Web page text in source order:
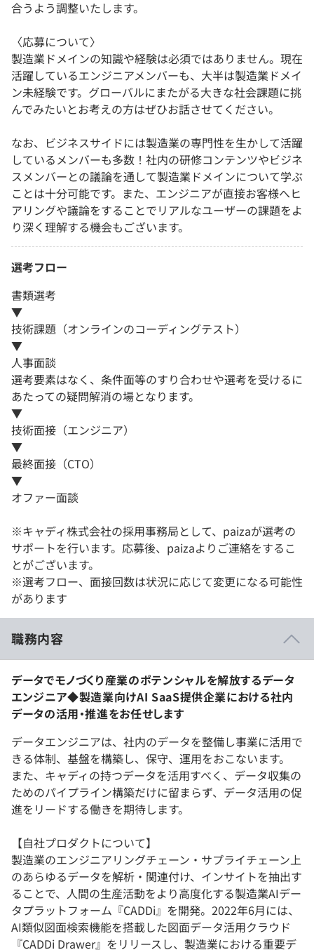
合うよう調整いたします。
〈応募について〉
製造業ドメインの知識や経験は必須ではありません。現在
活躍しているエンジニアメンバーも、大半は製造業ドメイ
ン未経験です。グローバルにまたがる大きな社会課題に挑
んでみたいとお考えの方はぜひお話させてください。
なお、ビジネスサイドには製造業の専門性を生かして活躍
しているメンバーも多数！社内の研修コンテンツやビジネ
スメンバーとの議論を通して製造業ドメインについて学ぶ
ことは十分可能です。また、エンジニアが直接お客様へヒ
アリングや議論をすることでリアルなユーザーの課題をよ
り深く理解する機会もございます。
選考フロー
書類選考
▼
技術課題（オンラインのコーディングテスト）
▼
人事面談
選考要素はなく、条件面等のすり合わせや選考を受けるに
あたっての疑問解消の場となります。
▼
技術面接（エンジニア）
▼
最終面接（CTO）
▼
オファー面談
※キャディ株式会社の採用事務局として、paizaが選考の
サポートを行います。応募後、paizaよりご連絡をするこ
とがございます。
※選考フロー、面接回数は状況に応じて変更になる可能性
があります
職務内容
データでモノづくり産業のポテンシャルを解放するデータ
エンジニア◆製造業向けAI SaaS提供企業における社内
データの活用・推進をお任せします
データエンジニアは、社内のデータを整備し事業に活用で
きる体制、基盤を構築し、保守、運用をおこないます。
また、キャディの持つデータを活用すべく、データ収集の
ためのパイプライン構築だけに留まらず、データ活用の促
進をリードする働きを期待します。
【自社プロダクトについて】
製造業のエンジニアリングチェーン・サプライチェーン上
のあらゆるデータを解析・関連付け、インサイトを抽出す
ることで、人間の生産活動をより高度化する製造業AIデー
タプラットフォーム『CADDi』を開発。2022年6月には、
AI類似図面検索機能を搭載した図面データ活用クラウド
『CADDi Drawer』をリリースし、製造業における重要デ